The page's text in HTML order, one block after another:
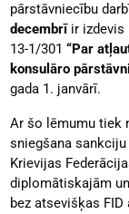
pārstāvniecību
decembrīir izdevis
13-1/301 “Par
konsulāro
gada 1. janvārī.
Ar šo lēmumu tiek
sniegšana
Krievijas
diplomātiskajām
bez atsevišķas